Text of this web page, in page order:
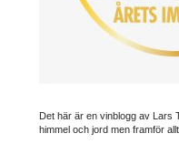
Det här är en vinblogg av Lars
himmel och jord men framför allt